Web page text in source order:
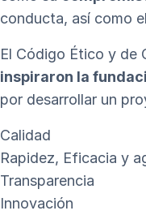
conducta, así como
El Código Ético y de
inspiraron la
por desarrollar un
Calidad
Rapidez, Eficacia y
Transparencia
Innovación